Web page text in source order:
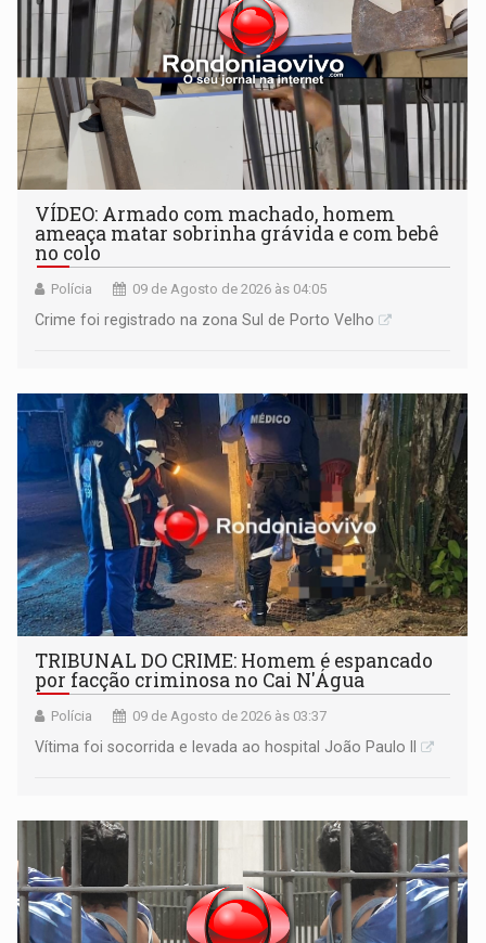
VÍDEO: Armado com machado, homem
ameaça matar sobrinha grávida e com bebê
no colo
Polícia 09 de Agosto de 2026 às 04:05
Crime foi registrado na zona Sul de Porto Velho
TRIBUNAL DO CRIME: Homem é espancado
por facção criminosa no Cai N'Água
Polícia 09 de Agosto de 2026 às 03:37
Vítima foi socorrida e levada ao hospital João Paulo II